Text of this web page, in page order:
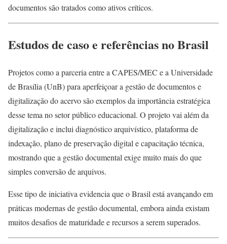
documentos são tratados como ativos críticos.
Estudos de caso e referências no Brasil
Projetos como a parceria entre a CAPES/MEC e a Universidade
de Brasília (UnB) para aperfeiçoar a gestão de documentos e
digitalização do acervo são exemplos da importância estratégica
desse tema no setor público educacional. O projeto vai além da
digitalização e inclui diagnóstico arquivístico, plataforma de
indexação, plano de preservação digital e capacitação técnica,
mostrando que a gestão documental exige muito mais do que
simples conversão de arquivos.
Esse tipo de iniciativa evidencia que o Brasil está avançando em
práticas modernas de gestão documental, embora ainda existam
muitos desafios de maturidade e recursos a serem superados.